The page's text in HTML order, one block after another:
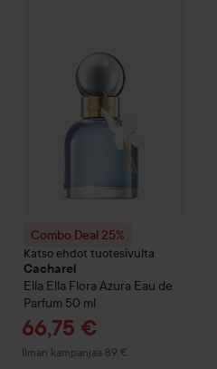
Combo Deal 25%
Katso ehdot tuotesivulta
Cacharel
Ella Ella Flora Azura Eau de
Parfum 50 ml
Tarjoushinta
66,75 €
Ilman kampanjaa 89 €